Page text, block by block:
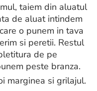
taiem din aluatul
de aluat intindem
o punem in tava
si peretii. Restul
de pe
peste branza.
marginea si grilajul.